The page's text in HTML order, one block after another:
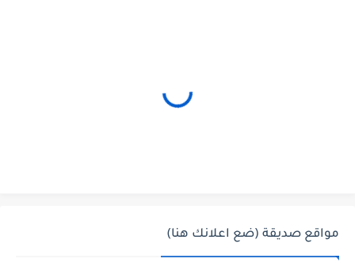
مواقع صديقة (ضع اعلانك هنا)